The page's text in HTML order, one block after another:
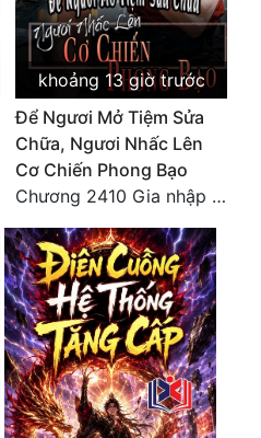
khoảng 13 giờ trước
Để Ngươi Mở Tiệm Sửa
Chữa, Ngươi Nhấc Lên
Cơ Chiến Phong Bạo
Chương 2410 Gia nhập là chuyện không thể nào!!